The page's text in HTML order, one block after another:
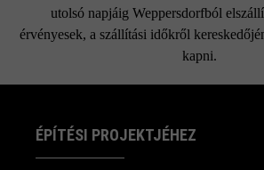
utolsó napjáig Weppersdorfból
érvényesek, a szállítási időkről
kapni.
ÉPÍTÉSI PROJEKTJÉHEZ